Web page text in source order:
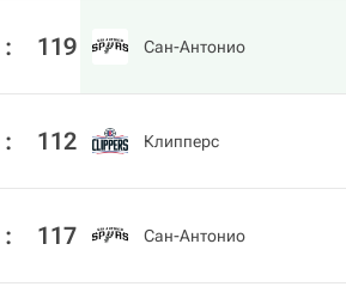
: 119 Сан-Антонио
: 112 Клипперс
: 117 Сан-Антонио